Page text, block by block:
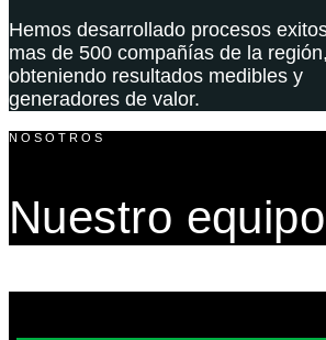
Hemos desarrollado procesos
mas de 500 compañías de la región,
obteniendo resultados medibles y
generadores de valor.
NOSOTROS
Nuestro equipo